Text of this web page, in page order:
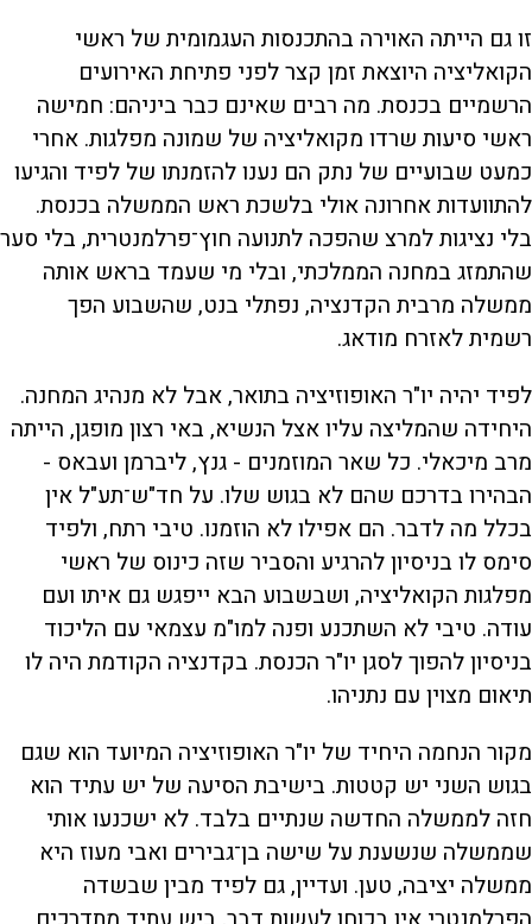
זו גם הייתה האוירה בהתכנסות העגמומית של ראשי
הקואליציה היוצאת זמן קצר לפני פתיחת האירועים
הרשמיים בכנסת. מה רבים שאינם כבר ביניהם: חמישה
ראשי סיעות שרדו מקואליציה של שמונה מפלגות. אחרי
כמעט שבועיים של נתק הם נענו להזמנתו של לפיד והגיעו
להתוועדות אחרונה אולי בלשכת ראש הממשלה בכנסת.
בלי נציגות למרצ שהפכה לתנועה חוץ־פרלמנטרית, בלי סער
שהתמזג במחנה הממלכתי, ובלי מי שעמד בראש אותה
ממשלה מרבית הקדנציה, נפתלי בנט, שהשבוע הפך
רשמית לאזרח מודאג.
לפיד יהיה יו"ר האופוזיציה בתואר, אבל לא מנהיג המחנה.
היחידה שהמליצה עליו אצל הנשיא, באי רצון מופגן, הייתה
מרב מיכאלי. כל שאר המוזמנים - גנץ, ליברמן ועבאס -
הבהירו בדרכם שהם לא בגוש שלו. על חד"ש־תע"ל אין
בכלל מה לדבר. הם אפילו לא הוזמנו. טיבי רתח, ולפיד
סימס לו בניסיון להרגיע והסביר שזה כינוס של ראשי
מפלגות הקואליציה, ושבשבוע הבא ייפגש גם איתו ועם
עודה. טיבי לא השתכנע ופנה למו"מ עצמאי עם הליכוד
בניסיון להפוך לסגן יו"ר הכנסת. בקדנציה הקודמת היה לו
תיאום מצוין עם נתניהו.
מקור הנחמה היחיד של יו"ר האופוזיציה המיועד הוא שגם
בגוש השני יש קטטות. בישיבת הסיעה של יש עתיד הוא
חזה לממשלה החדשה שנתיים בלבד. לא ישכנעו אותי
שממשלה שנשענת על שישה בן־גבירים ואבי מעוז היא
ממשלה יציבה, טען. ועדיין, גם לפיד מבין שבשדה